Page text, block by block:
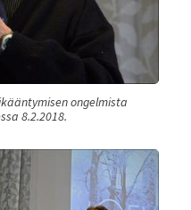
ongelmista
8.2.2018.